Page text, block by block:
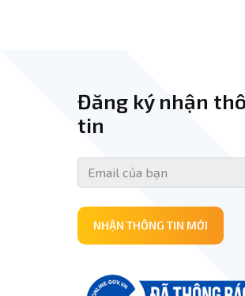
Đăng ký nhận
tin
NHẬN THÔNG TIN MỚI